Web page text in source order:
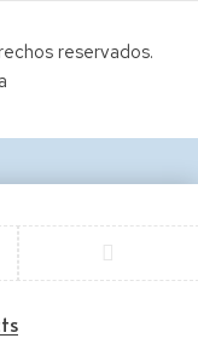
reservados.